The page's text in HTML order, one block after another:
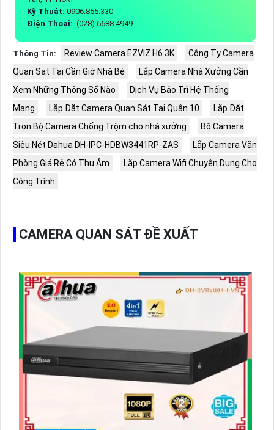
Kỹ Thuật: 0906.855.330
Điện Thoại: (028) 6688.4949
Thông Tin: Review Camera EZVIZ H6 3K
Công Ty Camera
Quan Sat Tại Cần Giờ Nhà Bè
Lắp Camera Nhà Xưởng Cần
Xem Những Thông Số Nào
Dịch Vụ Bảo Trì Hệ Thống
Mạng
Lắp Đặt Camera Quan Sát Tại Quận 10
Lắp Đặt
Trọn Bộ Camera Chống Trộm cho nhà xưởng
Bộ Camera
Siêu Nét Dahua DH-IPC-HDBW3441RP-ZAS
Lắp Camera Văn
Phòng Giá Rẻ Có Thu Âm
Lắp Camera Wifi Chuyên Dụng Cho
Công Trình
CAMERA QUAN SÁT ĐỀ XUẤT